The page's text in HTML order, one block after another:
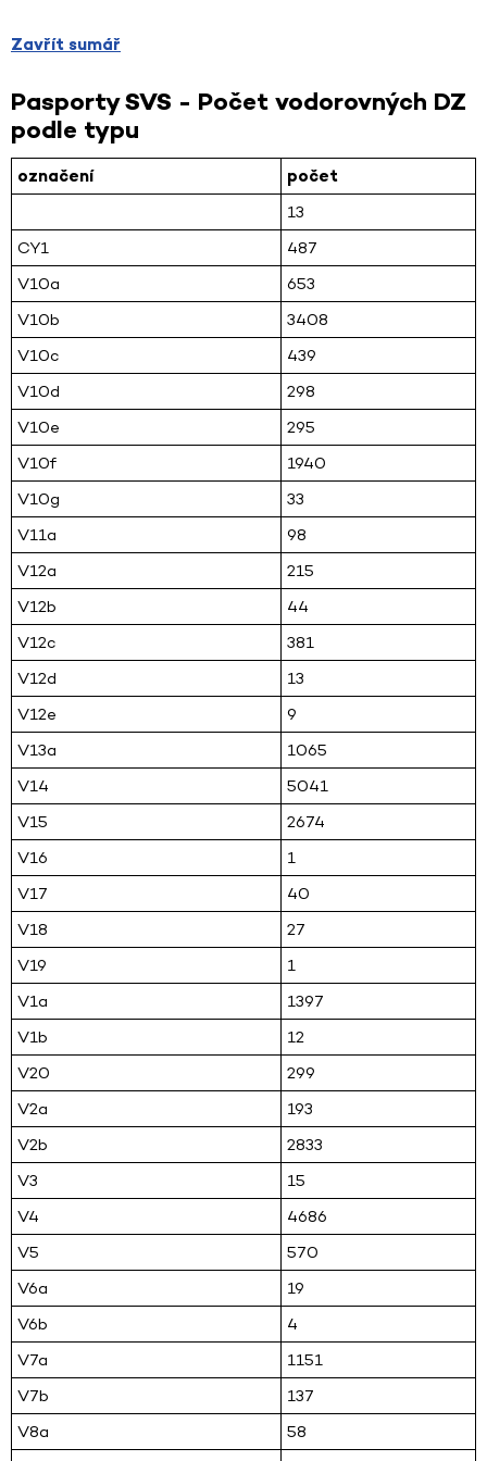
Zavřít sumář
Pasporty SVS - Počet vodorovných DZ
podle typu
označení
počet
13
CY1
487
V10a
653
V10b
3408
V10c
439
V10d
298
V10e
295
V10f
1940
V10g
33
V11a
98
V12a
215
V12b
44
V12c
381
V12d
13
V12e
9
V13a
1065
V14
5041
V15
2674
V16
1
V17
40
V18
27
V19
1
V1a
1397
V1b
12
V20
299
V2a
193
V2b
2833
V3
15
V4
4686
V5
570
V6a
19
V6b
4
V7a
1151
V7b
137
V8a
58